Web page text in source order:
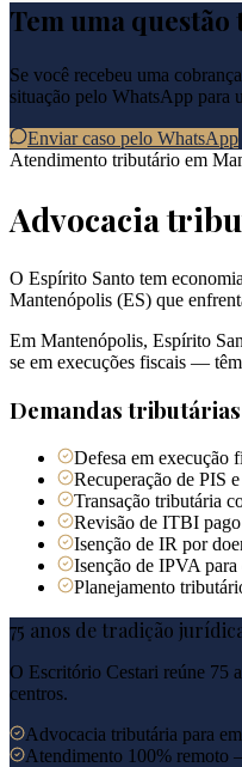
Tem uma
Se você recebeu uma
situação pelo WhatsApp para
Enviar caso pelo WhatsApp
Atendimento tributário em
Advocacia
O Espírito Santo tem
Mantenópolis (ES) que
Em Mantenópolis, Espírito
se em execuções fiscais —
Demandas
Defesa em execução
Recuperação de PIS
Transação tributária
Revisão de ITBI
Isenção de IR por
Isenção de IPVA
Planejamento
75 anos de tradição
O Escritório Cestari reúne 75
centros.
Advocacia tributária para
Atendimento 100% remoto